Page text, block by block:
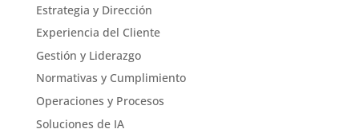
Estrategia y Dirección
Experiencia del Cliente
Gestión y Liderazgo
Normativas y Cumplimiento
Operaciones y Procesos
Soluciones de IA